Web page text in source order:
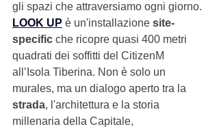
gli spazi che attraversiamo ogni giorno.
LOOK UP è un'installazione site-
specific che ricopre quasi 400 metri
quadrati dei soffitti del CitizenM
all’Isola Tiberina. Non è solo un
murales, ma un dialogo aperto tra la
strada, l'architettura e la storia
millenaria della Capitale,